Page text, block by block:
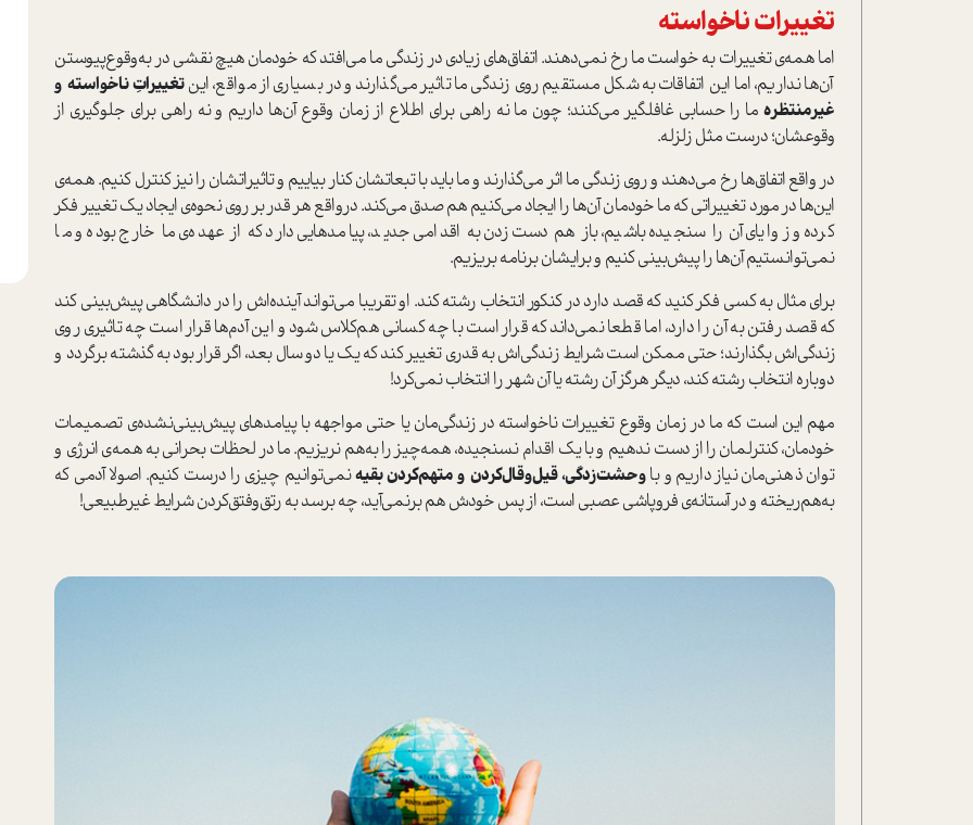
تغییرات ناخواسته
اما همه‌ی تغییرات به خواست ما رخ نمی‌دهند. اتفاق‌های زیادی در زندگی ‌ما می‌افتد که خودمان هیچ نقشی در به‌‌وقوع‌پیوستن
آن‌ها نداریم، اما این اتفاقات به شکل مستقیم روی زندگی ما تاثیر می‌گذارند و در بسیاری از مواقع، اینتغییراتِ ناخواسته و
غیرمنتظره ما را حسابی غافلگیر می‌کنند؛ چون ما نه راهی برای اطلاع از زمان وقوع آن‌ها داریم و نه راهی برای جلوگیری از
وقوعشان؛ درست مثل زلزله.
در واقع اتفاق‌ها رخ می‌دهند و روی زندگی ما اثر می‌گذارند و ما باید با تبعاتشان کنار بیاییم و تاثیراتشان را نیز کنترل کنیم. همه‌ی
این‌ها در مورد تغییراتی که ما خودمان آن‌ها را ایجاد می‌کنیم هم صدق می‌کند. درواقع هر‌ قدر بر روی نحوه‌ی ایجاد یک تغییر فکر
کرده‌ و زوایای آن را سنجیده باشیم، باز هم دست‌زدن به اقدامی جدید، پیامدهایی دارد که از عهده‌ی ما خارج بوده و ما
نمی‌توانستیم آن‌ها را پیش‌بینی کنیم و برایشان برنامه بریزیم.
برای مثال به کسی فکر کنید که قصد دارد در کنکور انتخاب رشته کند. او تقریبا می‌تواند آینده‌اش را در دانشگاهی پیش‌بینی کند
که قصد رفتن به آن را دارد، اما قطعا نمی‌داند که قرار است با چه کسانی هم‌کلاس شود و این آدم‌ها قرار است چه تاثیری روی
زندگی‌اش بگذارند؛ حتی ممکن است شرایط زندگی‌اش به قدری تغییر کند که یک یا دو سال بعد، اگر قرار بود به گذشته برگردد و
دوباره انتخاب رشته کند، دیگر هرگز آن رشته یا آن شهر را انتخاب نمی‌کرد!
مهم این است که ما در زمان وقوع تغییرات ناخواسته در زندگی‌مان یا حتی مواجهه با پیامدهای پیش‌بینی‌نشده‌ی تصمیمات
خودمان، کنترلمان را از دست ندهیم و با یک اقدام نسنجیده، همه‌چیز را به‌هم نریزیم. ما در لحظات بحرانی به همه‌ی انرژی و
توان ذهنی‌مان نیاز داریم و باوحشت‌زدگی، قیل‌و‌قال‌کردن و متهم‌کردن بقیهنمی‌توانیم چیزی را درست کنیم. اصولا آدمی که
به‌هم‌ریخته و در آستانه‌ی فروپاشی عصبی است، از پس خودش هم برنمی‌آید، چه برسد به رتق‌وفتق‌کردن شرایط غیرطبیعی!